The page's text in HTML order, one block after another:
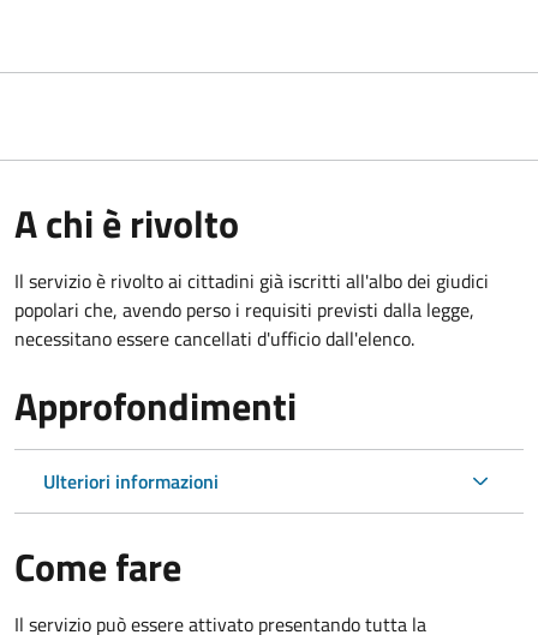
A chi è rivolto
Il servizio è rivolto ai cittadini già iscritti all'albo dei giudici
popolari che, avendo perso i requisiti previsti dalla legge,
necessitano essere cancellati d'ufficio dall'elenco.
Approfondimenti
Ulteriori informazioni
Come fare
Il servizio può essere attivato presentando tutta la